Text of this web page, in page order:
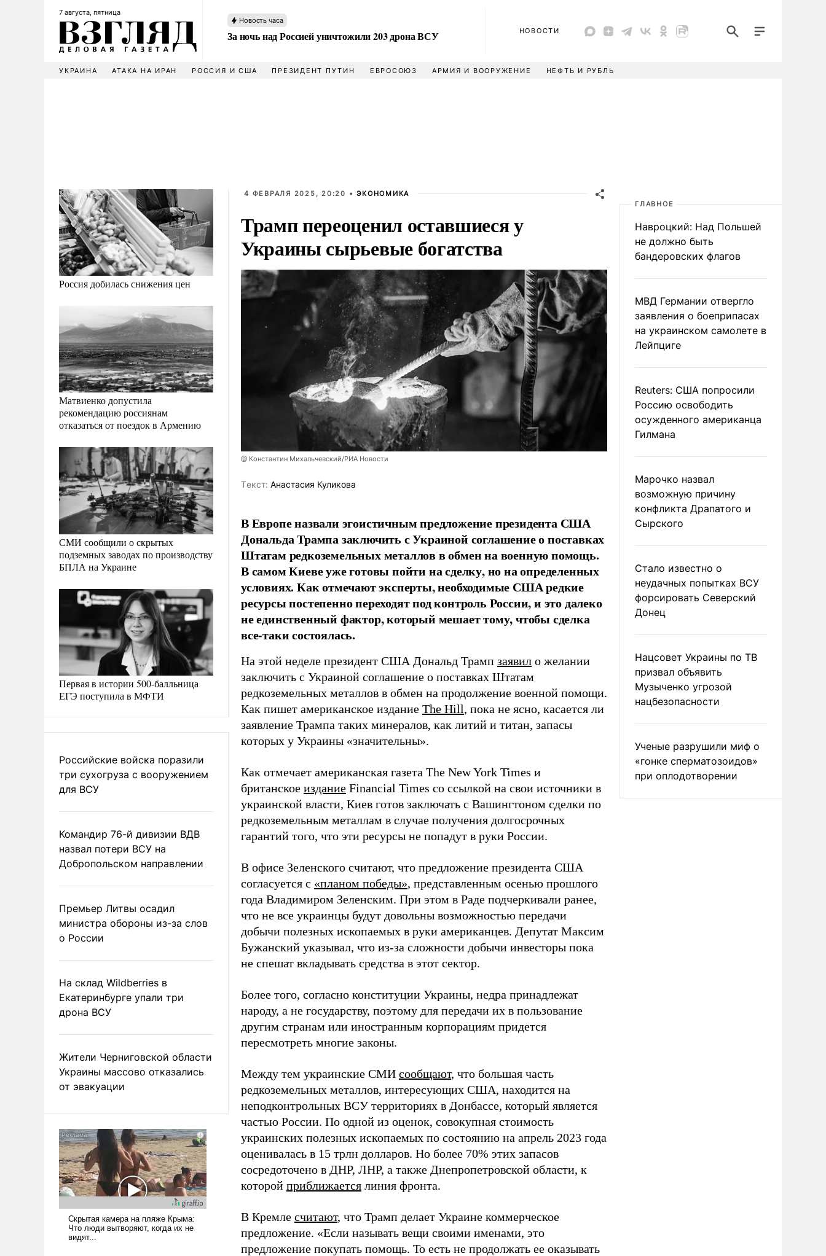
7 августа, пятница
Новость часа
За ночь над Россией уничтожили 203 дрона ВСУ НОВОСТИ
УКРАИНА АТАКА НА ИРАН РОССИЯ И США ПРЕЗИДЕНТ ПУТИН ЕВРОСОЮЗ АРМИЯ И ВООРУЖЕНИЕ НЕФТЬ И РУБЛЬ
Россия добилась снижения цен
Матвиенко допустила
рекомендацию россиянам
отказаться от поездок в Армению
СМИ сообщили о скрытых
подземных заводах по производству
БПЛА на Украине
Первая в истории 500-балльница
ЕГЭ поступила в МФТИ
Российские войска поразили
три сухогруза с вооружением
для ВСУ
Командир 76-й дивизии ВДВ
назвал потери ВСУ на
Добропольском направлении
Премьер Литвы осадил
министра обороны из-за слов
о России
На склад Wildberries в
Екатеринбурге упали три
дрона ВСУ
Жители Черниговской области
Украины массово отказались
от эвакуации
4 ФЕВРАЛЯ 2025, 20:20 •ЭКОНОМИКА
Трамп переоценил оставшиеся у
Украины сырьевые богатства
@ Константин Михальчевский/РИА Новости
Tекст: Анастасия Куликова
В Европе назвали эгоистичным предложение президента США
Дональда Трампа заключить с Украиной соглашение о поставках
Штатам редкоземельных металлов в обмен на военную помощь.
В самом Киеве уже готовы пойти на сделку, но на определенных
условиях. Как отмечают эксперты, необходимые США редкие
ресурсы постепенно переходят под контроль России, и это далеко
не единственный фактор, который мешает тому, чтобы сделка
все-таки состоялась.
На этой неделе президент США Дональд Трамп заявил о желании
заключить с Украиной соглашение о поставках Штатам
редкоземельных металлов в обмен на продолжение военной помощи.
Как пишет американское издание The Hill, пока не ясно, касается ли
заявление Трампа таких минералов, как литий и титан, запасы
которых у Украины «значительны».
Как отмечает американская газета The New York Times и
британское издание Financial Times со ссылкой на свои источники в
украинской власти, Киев готов заключать с Вашингтоном сделки по
редкоземельным металлам в случае получения долгосрочных
гарантий того, что эти ресурсы не попадут в руки России.
В офисе Зеленского считают, что предложение президента США
согласуется с «планом победы», представленным осенью прошлого
года Владимиром Зеленским. При этом в Раде подчеркивали ранее,
что не все украинцы будут довольны возможностью передачи
добычи полезных ископаемых в руки американцев. Депутат Максим
Бужанский указывал, что из-за сложности добычи инвесторы пока
не спешат вкладывать средства в этот сектор.
Более того, согласно конституции Украины, недра принадлежат
народу, а не государству, поэтому для передачи их в пользование
другим странам или иностранным корпорациям придется
пересмотреть многие законы.
Между тем украинские СМИ сообщают, что большая часть
редкоземельных металлов, интересующих США, находится на
неподконтрольных ВСУ территориях в Донбассе, который является
частью России. По одной из оценок, совокупная стоимость
украинских полезных ископаемых по состоянию на апрель 2023 года
оценивалась в 15 трлн долларов. Но более 70% этих запасов
сосредоточено в ДНР, ЛНР, а также Днепропетровской области, к
которой приближается линия фронта.
В Кремле считают, что Трамп делает Украине коммерческое
предложение. «Если называть вещи своими именами, это
предложение покупать помощь. То есть не продолжать ее оказывать
ГЛАВНОЕ
Навроцкий: Над Польшей
не должно быть
бандеровских флагов
МВД Германии отвергло
заявления о боеприпасах
на украинском самолете в
Лейпциге
Reuters: США попросили
Россию освободить
осужденного американца
Гилмана
Марочко назвал
возможную причину
конфликта Драпатого и
Сырского
Стало известно о
неудачных попытках ВСУ
форсировать Северский
Донец
Нацсовет Украины по ТВ
призвал объявить
Музыченко угрозой
нацбезопасности
Ученые разрушили миф о
«гонке сперматозоидов»
при оплодотворении